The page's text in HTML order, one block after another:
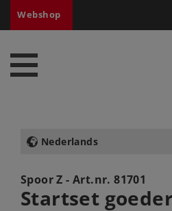
Webshop
Nederlands
Spoor Z - Art.nr.81701
Startset